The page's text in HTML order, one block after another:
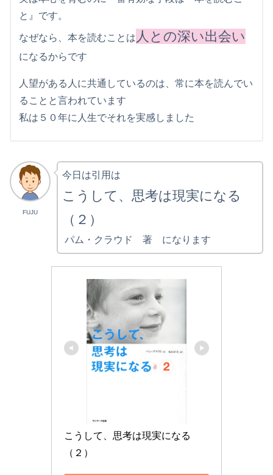
と』です。
なぜなら、本を読むことは 人との深い出会い
になるからです
人望がある人に共通しているのは、常に本を読んでい
ることと言われています
私は５０年に人生でそれを実感しました
FUJU
今日は引用は
こうして、思考は現実になる
（２）
パム・クラウド 著 になります
こうして、思考は現実になる
（２）